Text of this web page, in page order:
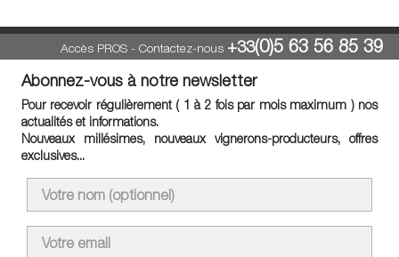
Accès PROS- Contactez-nous +33(0)5 63 56 85 39
Abonnez-vous à notre newsletter
Pour recevoir régulièrement ( 1 à 2 fois par mois maximum ) nos
actualités et informations.
Nouveaux millésimes, nouveaux vignerons-producteurs, offres
exclusives...